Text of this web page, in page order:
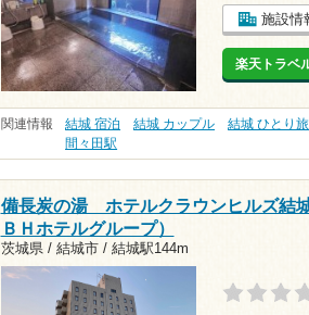
施設情
楽天トラベ
関連情報 結城 宿泊 結城 カップル 結城 ひとり
間々田駅
備長炭の湯 ホテルクラウンヒルズ結
ＢＨホテルグループ）
茨城県 / 結城市 / 結城駅144m